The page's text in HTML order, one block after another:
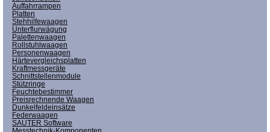
Auffahrrampen
Platten
Stehhilfewaagen
Unterflurwägung
Palettenwaagen
Rollstuhlwaagen
Personenwaagen
Härtevergleichsplatten
Kraftmessgeräte
Schnittstellenmodule
Stützringe
Feuchtebestimmer
Preisrechnende Waagen
Dunkelfeldeinsätze
Federwaagen
SAUTER Software